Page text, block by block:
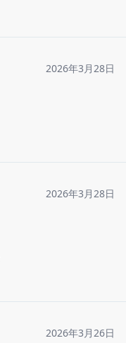
2026年3月28日
2026年3月28日
2026年3月26日